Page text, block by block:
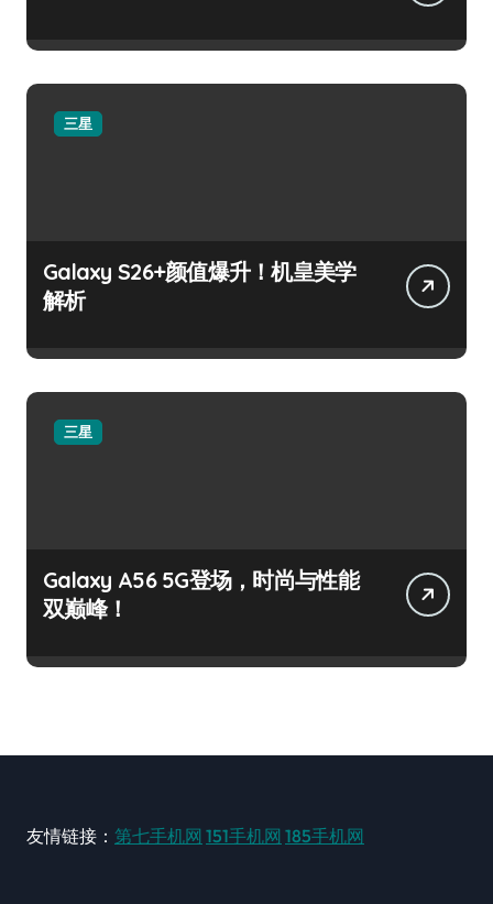
三星
Galaxy S26+颜值爆升！机皇美学
解析
三星
Galaxy A56 5G登场，时尚与性能
双巅峰！
友情链接： 第七手机网 151手机网 185手机网